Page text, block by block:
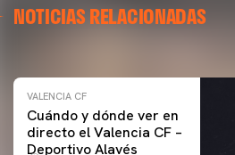
NOTICIAS RELACIONADAS
ENTRENAMIENTO DEL
VALENCIA CF
Cuándo y dónde ver en
directo el Valencia CF –
Deportivo Alavés